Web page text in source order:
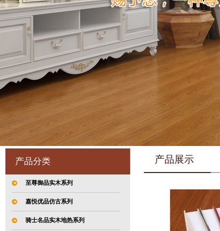
产品分类
至尊御品实木系列
嘉悦优品仿古系列
骑士名品实木地热系列
产品展示